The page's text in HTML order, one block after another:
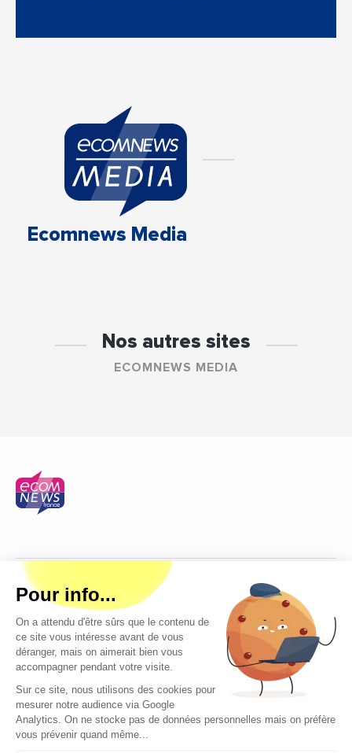
Ecomnews Media
Nos autres sites
ECOMNEWS MEDIA